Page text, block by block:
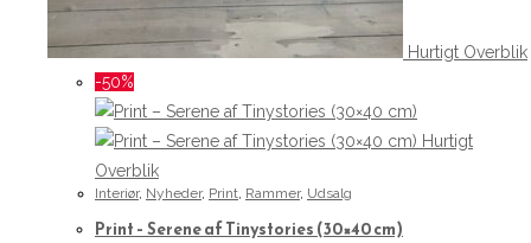
Hurtigt Overblik
-50%
Hurtigt
Overblik
Interiør, Nyheder, Print, Rammer, Udsalg
Print – Serene af Tinystories (30×40 cm)